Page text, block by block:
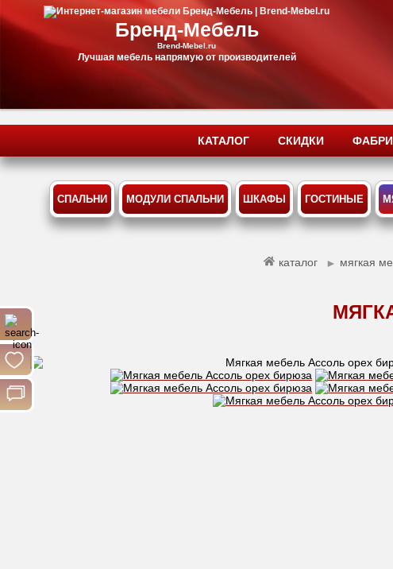
Бренд-Мебель
Brend-Mebel.ru
Лучшая мебель напрямую от производителей
КАТАЛОГ СКИДКИ
СПАЛЬНИ МОДУЛИ СПАЛЬНИ ШКАФЫ ГОСТИНЫЕ
каталог ► мягкая